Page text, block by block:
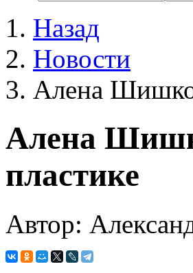
Назад
Новости
Алена
Алена
пластике
Автор: